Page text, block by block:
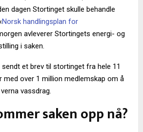
dagen Stortinget skulle behandle
Norsk handlingsplan for
avleverer Stortingets energi- og
i saken.
et brev til stortinget fra hele 11
med over 1 million medlemskap om å
vassdrag.
saken opp nå?